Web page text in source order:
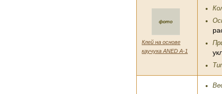
Клей на основе
каучука ANED A-1